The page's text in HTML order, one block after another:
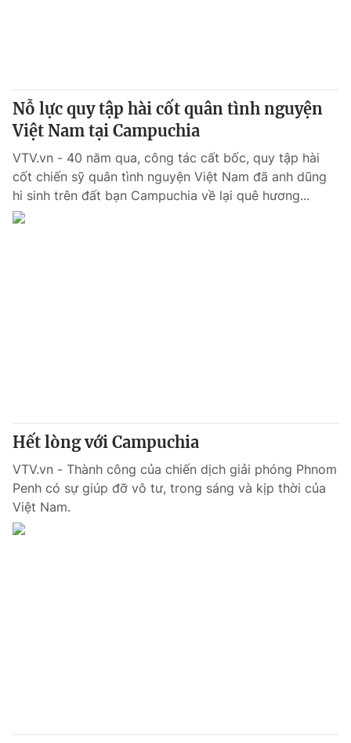
Nỗ lực quy tập hài cốt quân tình nguyện
Việt Nam tại Campuchia
VTV.vn - 40 năm qua, công tác cất bốc, quy tập hài
cốt chiến sỹ quân tình nguyện Việt Nam đã anh dũng
hi sinh trên đất bạn Campuchia về lại quê hương...
Hết lòng với Campuchia
VTV.vn - Thành công của chiến dịch giải phóng Phnom
Penh có sự giúp đỡ vô tư, trong sáng và kịp thời của
Việt Nam.